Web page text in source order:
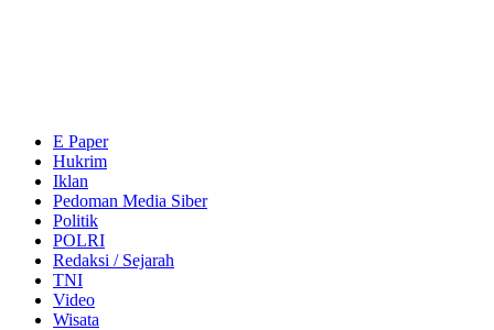
E Paper
Hukrim
Iklan
Pedoman Media Siber
Politik
POLRI
Redaksi / Sejarah
TNI
Video
Wisata